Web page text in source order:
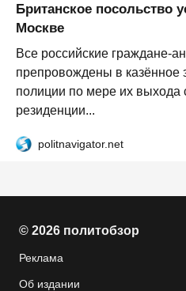
Британское посольство
Москве
Все российские граждане-
препровождены в казённое
полиции по мере их выхода
резиденции...
politnavigator.net
© 2026 политобзор
Реклама
Об издании